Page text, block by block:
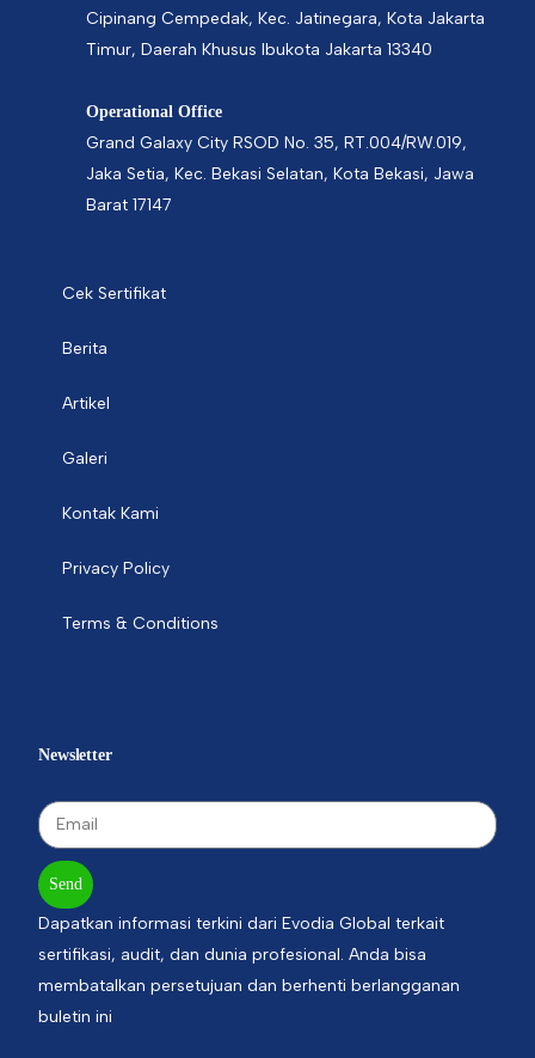
Cipinang Cempedak, Kec. Jatinegara, Kota Jakarta
Timur, Daerah Khusus Ibukota Jakarta 13340
Operational Office
Grand Galaxy City RSOD No. 35, RT.004/RW.019,
Jaka Setia, Kec. Bekasi Selatan, Kota Bekasi, Jawa
Barat 17147
Cek Sertifikat
Berita
Artikel
Galeri
Kontak Kami
Privacy Policy
Terms & Conditions
Newsletter
Send
Dapatkan informasi terkini dari Evodia Global terkait
sertifikasi, audit, dan dunia profesional. Anda bisa
membatalkan persetujuan dan berhenti berlangganan
buletin ini